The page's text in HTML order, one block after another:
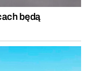
będą